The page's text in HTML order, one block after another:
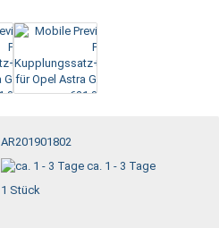
AR201901802
ca. 1 - 3 Tage
1 Stück